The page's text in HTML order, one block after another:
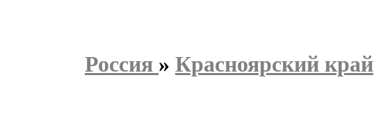
Россия » Красноярский край